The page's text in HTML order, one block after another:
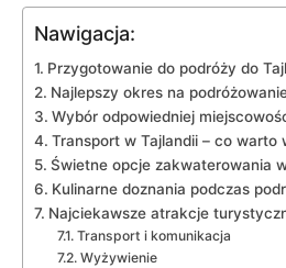
Nawigacja:
Przygotowanie⁤ do podróży do⁤
Najlepszy okres na
Wybór ⁣odpowiedniej
Transport ​w Tajlandii – co warto
Świetne opcje zakwaterowania
Kulinarne doznania ⁢podczas
Najciekawsze atrakcje
Transport i komunikacja
Wyżywienie